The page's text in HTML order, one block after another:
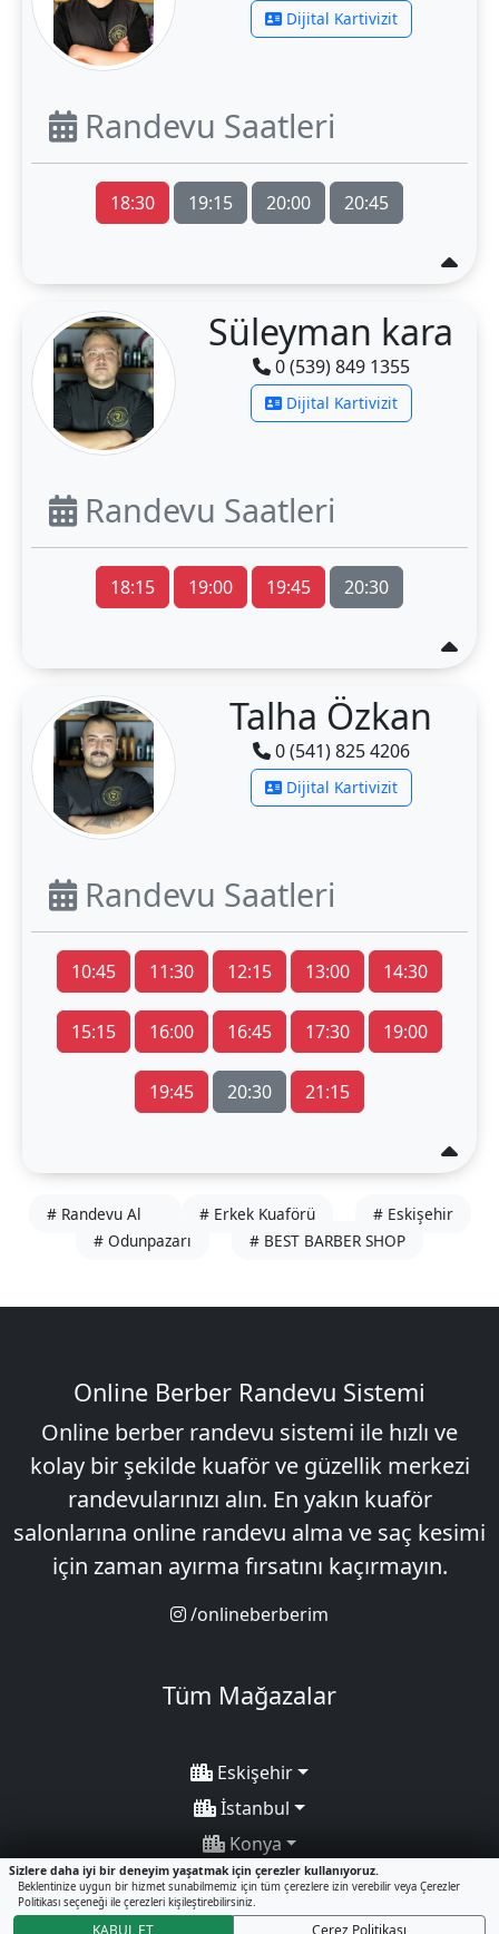
Sizlere daha iyi bir deneyim yaşatmak için çerezler kullanıyoruz.
Beklentinize uygun bir hizmet sunabilmemiz için tüm çerezlere izin verebilir veya Çerezler
Politikası seçeneği ile çerezleri kişileştirebilirsiniz.
KABUL ET Çerez Politikası
Dijital Kartivizit
Randevu Saatleri
18:30 19:15 20:00 20:45
Süleyman kara
0 (539) 849 1355
Dijital Kartivizit
Randevu Saatleri
18:15 19:00 19:45 20:30
Talha Özkan
0 (541) 825 4206
Dijital Kartivizit
Randevu Saatleri
10:45 11:30 12:15 13:00 14:30
15:15 16:00 16:45 17:30 19:00
19:45 20:30 21:15
# Randevu Al # Erkek Kuaförü
# Eskişehir
# Odunpazarı
# BEST BARBER SHOP
Online Berber Randevu Sistemi
Online berber randevu sistemi ile hızlı ve
kolay bir şekilde kuaför ve güzellik merkezi
randevularınızı alın. En yakın kuaför
salonlarına online randevu alma ve saç kesimi
için zaman ayırma fırsatını kaçırmayın.
/onlineberberim
Tüm Mağazalar
Eskişehir
İstanbul
Konya
Sakarya